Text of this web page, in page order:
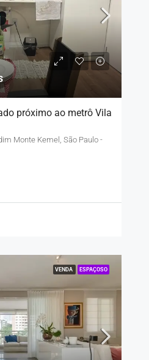
próximo ao metrô Vila
Monte Kemel, São Paulo -
VENDA ESPAÇOSO